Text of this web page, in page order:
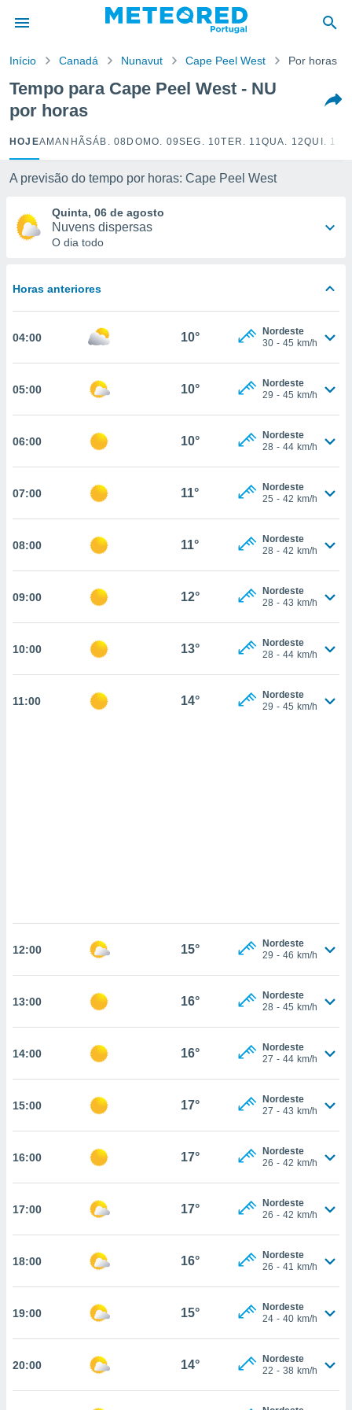
da
foi
para
fornecidas
a este
e
digital
ou
a nossa
ao
todos os
no
um perfil
a
caso,
cookies
ou
ao
CONTINUAR
Início Canadá Nunavut Cape Peel West Por horas
Tempo para Cape Peel West - NU
por horas
HOJEAMANHÃSÁB. 08 DOMO. 09SEG. 10TER. 11QUA. 12QUI. 13
A previsão do tempo por horas: Cape Peel West
Quinta, 06 de agosto
Nuvens dispersas
O dia todo
Horas anteriores
04:00 10°
Nordeste
30 - 45 km/h
05:00 10°
Nordeste
29 - 45 km/h
06:00 10°
Nordeste
28 - 44 km/h
07:00 11°
Nordeste
25 - 42 km/h
08:00 11°
Nordeste
28 - 42 km/h
09:00 12°
Nordeste
28 - 43 km/h
10:00 13°
Nordeste
28 - 44 km/h
11:00 14°
Nordeste
29 - 45 km/h
12:00 15°
Nordeste
29 - 46 km/h
13:00 16°
Nordeste
28 - 45 km/h
14:00 16°
Nordeste
27 - 44 km/h
15:00 17°
Nordeste
27 - 43 km/h
16:00 17°
Nordeste
26 - 42 km/h
17:00 17°
Nordeste
26 - 42 km/h
18:00 16°
Nordeste
26 - 41 km/h
19:00 15°
Nordeste
24 - 40 km/h
20:00 14°
Nordeste
22 - 38 km/h